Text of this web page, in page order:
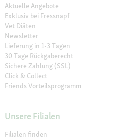
Aktuelle Angebote
Exklusiv bei Fressnapf
Vet Diäten
Newsletter
Lieferung in 1-3 Tagen
30 Tage Rückgaberecht
Sichere Zahlung (SSL)
Click & Collect
Friends Vorteilsprogramm
Unsere Filialen
Filialen finden